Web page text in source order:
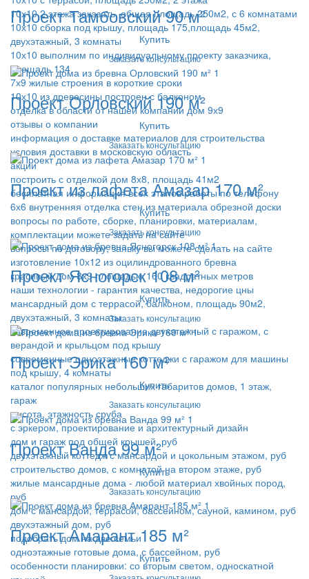
10х10 2 этажа заказать, общая площадь 250м2, с 6 комнатами
10х10 сборка под крышу, площадь 175,площадь 45м2,
двухэтажный, 3 комнаты
10х10 выполним по индивидуальному проекту заказчика,
площадь 134
7х9 жилые строения в короткие сроки
10х10 из древесины построен с балконом
отделка в области от нашей компании дом 9х9
отзывы о компании
информация о доставке материалов для строительства
условия доставки в московскую область
акции
построить с отделкой дом 8х8, площадь 41м2
бесплатная информация всех этапов работы по телефону
6х6 внутренняя отделка стен из материала обрезной доски
вопросы по работе, сборке, планировки, материалам,
комплектации можете задать на сайте
вопросы по договору, заявку вы можете сделать на сайте
изготовление 10х12 из оцилиндрованного бревна
красивый дом 8х9 площадью 160 квадратных метров
наши технологии - гарантия качества, недорогие цны
мансардный дом с террасой, балконом, площадь 90м2,
двухэтажный, 3 комнаты
современное проектирование двухэтажный с гаражом, с
верандой и крыльцом под крышу
современные одноэтажные коттеджи с гаражом для машины
под крышу, 4 комнаты
каталог популярных небольших габаритов домов, 1 этаж,
гараж
высота, этажность сруба
с эркером, проектирование и архитектурный дизайн
дом и гараж под общей крышей, руб
двухэтажный коттедж с мансардой и цокольным этажом, руб
строительство домов, с комнатой на втором этаже, руб
жилые мансардные дома - любой материал хвойных пород,
руб
дом с мансардой, террасой, бассейном, сауной, камином, руб
двухэтажный дом, руб
подобрать дом на две семьи
одноэтажные готовые дома, с бассейном, руб
особенности планировки: со вторым светом, односкатной
Проект Тамбовский 90 м²
Купить
Заказать консультацию
Проект Орловский 190 м²
Купить
Заказать консультацию
Проект из лафета Амазар 170 м²
Купить
Заказать консультацию
Проект Ясногорск 108 м²
Купить
Заказать консультацию
Проект Эрика 160 м²
Купить
Заказать консультацию
Проект Ванда 99 м²
Купить
Заказать консультацию
Проект Амарант 185 м²
Купить